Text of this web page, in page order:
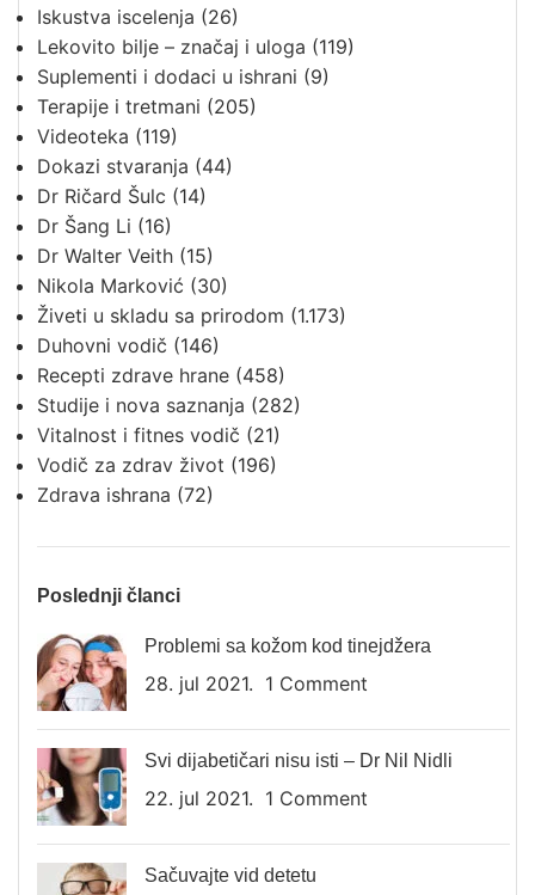
Iskustva iscelenja (26)
Lekovito bilje – značaj i uloga (119)
Suplementi i dodaci u ishrani (9)
Terapije i tretmani (205)
Videoteka (119)
Dokazi stvaranja (44)
Dr Ričard Šulc (14)
Dr Šang Li (16)
Dr Walter Veith (15)
Nikola Marković (30)
Živeti u skladu sa prirodom (1.173)
Duhovni vodič (146)
Recepti zdrave hrane (458)
Studije i nova saznanja (282)
Vitalnost i fitnes vodič (21)
Vodič za zdrav život (196)
Zdrava ishrana (72)
Poslednji članci
Problemi sa kožom kod tinejdžera
28. jul 2021. 1 Comment
Svi dijabetičari nisu isti – Dr Nil Nidli
22. jul 2021. 1 Comment
Sačuvajte vid detetu